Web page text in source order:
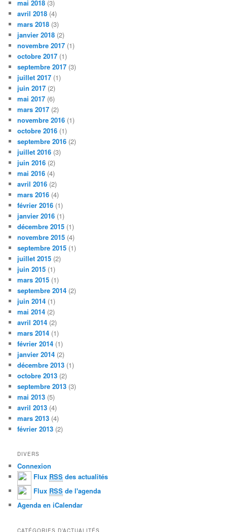
mai 2018 (3)
avril 2018 (4)
mars 2018 (3)
janvier 2018 (2)
novembre 2017 (1)
octobre 2017 (1)
septembre 2017 (3)
juillet 2017 (1)
juin 2017 (2)
mai 2017 (6)
mars 2017 (2)
novembre 2016 (1)
octobre 2016 (1)
septembre 2016 (2)
juillet 2016 (3)
juin 2016 (2)
mai 2016 (4)
avril 2016 (2)
mars 2016 (4)
février 2016 (1)
janvier 2016 (1)
décembre 2015 (1)
novembre 2015 (4)
septembre 2015 (1)
juillet 2015 (2)
juin 2015 (1)
mars 2015 (1)
septembre 2014 (2)
juin 2014 (1)
mai 2014 (2)
avril 2014 (2)
mars 2014 (1)
février 2014 (1)
janvier 2014 (2)
décembre 2013 (1)
octobre 2013 (2)
septembre 2013 (3)
mai 2013 (5)
avril 2013 (4)
mars 2013 (4)
février 2013 (2)
DIVERS
Connexion
Flux RSS des actualités
Flux RSS de l'agenda
Agenda en iCalendar
CATÉGORIES D’ACTUALITÉS